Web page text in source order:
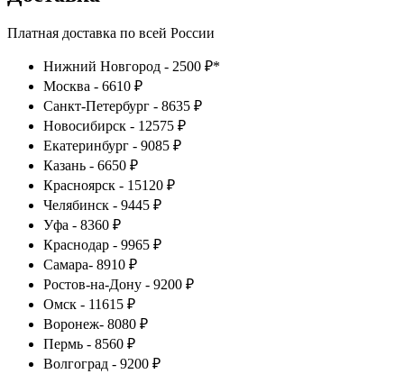
Платная доставка по всей России
Нижний Новгород - 2500 ₽*
Москва - 6610 ₽
Санкт-Петербург - 8635 ₽
Новосибирск - 12575 ₽
Екатеринбург - 9085 ₽
Казань - 6650 ₽
Красноярск - 15120 ₽
Челябинск - 9445 ₽
Уфа - 8360 ₽
Краснодар - 9965 ₽
Самара- 8910 ₽
Ростов-на-Дону - 9200 ₽
Омск - 11615 ₽
Воронеж- 8080 ₽
Пермь - 8560 ₽
Волгоград - 9200 ₽